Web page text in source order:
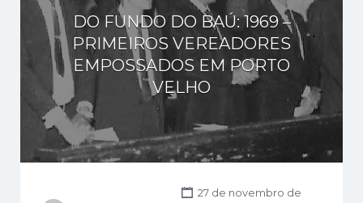
DO FUNDO DO BAÚ: 1969 –
PRIMEIROS VEREADORES
EMPOSSADOS EM PORTO
VELHO
27 de novembro de